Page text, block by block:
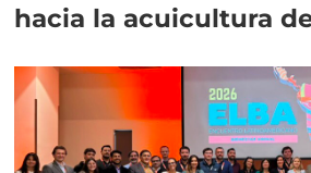
hacia la acuicultura